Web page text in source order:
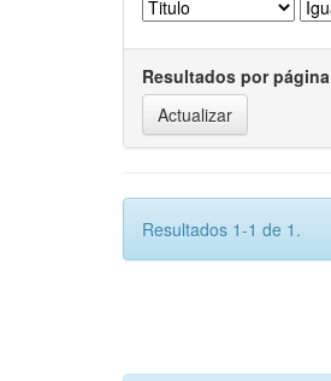
Resultados por página
Resultados 1-1 de 1.